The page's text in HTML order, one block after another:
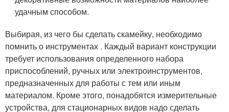
удачным способом.
Выбирая, из чего бы сделать скамейку, необходимо
помнить о инструментах . Каждый вариант конструкции
требует использования определенного набора
приспособлений, ручных или электроинструментов,
предназначенных для работы с тем или иным
материалом. Кроме этого, понадобятся измерительные
устройства, для стационарных видов надо сделать